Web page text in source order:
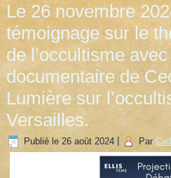
Le 26 novembre
témoignage sur le
de l’occultisme
documentaire de
Lumière sur
Versailles.
Publié le 26 août 2024 Par